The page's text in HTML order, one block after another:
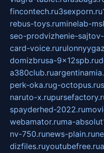
fincontech.ru3sexporn.ru
rebus-toys.ruminelab-
seo-prodvizhenie-
card-voice.ru
domizbrusa-9x12spb.ru
a380club.ru
perk-oka.rug-octopus.ru
naruto-x.ru
spayderhed-2022.ru
webamator.ruma-
nv-750.runews-plain.ru
dizfiles.ruyoutubefree.ru